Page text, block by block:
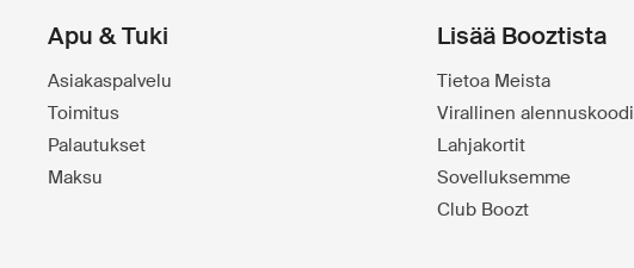
Apu & Tuki
Asiakaspalvelu
Toimitus
Palautukset
Maksu
Lisää Booztista
Tietoa Meista
Virallinen alennuskoodi
Lahjakortit
Sovelluksemme
Club Boozt